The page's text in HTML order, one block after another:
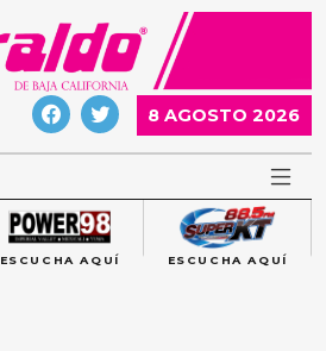
8 AGOSTO 2026
ESCUCHA AQUÍ ESCUCHA AQUÍ